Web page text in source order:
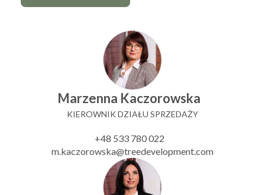
Marzenna Kaczorowska
KIEROWNIK DZIAŁU SPRZEDAŻY
+48 533 780 022
m.kaczorowska@treedevelopment.com